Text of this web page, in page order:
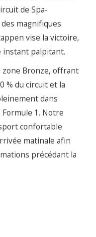
de Spa-
magnifiques
vise la victoire,
instant palpitant.
zone Bronze, offrant
% du circuit et la
dans
1. Notre
confortable
matinale afin
précédant la